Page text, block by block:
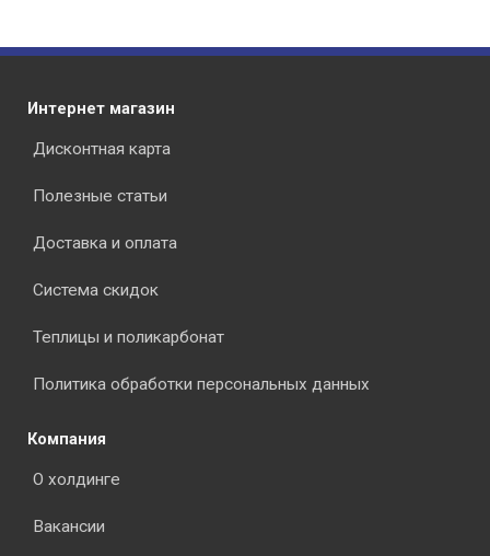
Интернет магазин
Дисконтная карта
Полезные статьи
Доставка и оплата
Система скидок
Теплицы и поликарбонат
Политика обработки персональных данных
Компания
О холдинге
Вакансии